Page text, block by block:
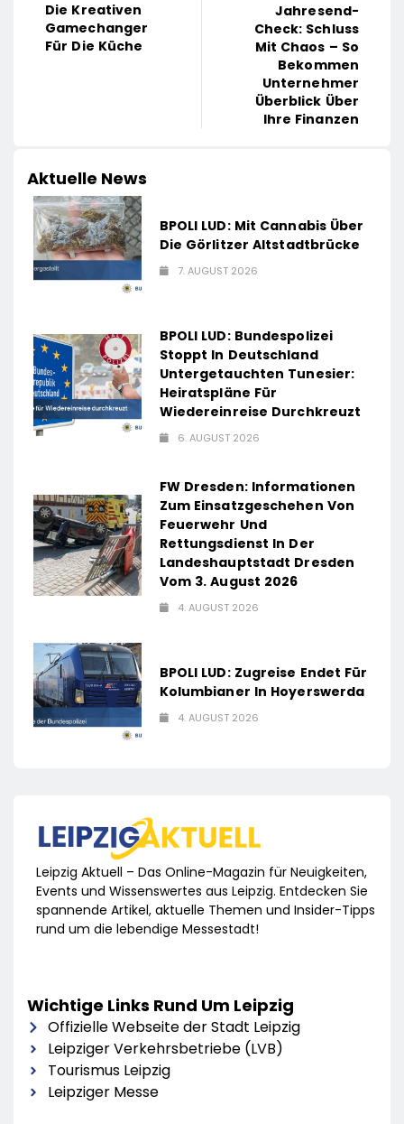
Die Kreativen
Gamechanger
Für Die Küche
Jahresend-
Check: Schluss
Mit Chaos – So
Bekommen
Unternehmer
Überblick Über
Ihre Finanzen
Aktuelle News
BPOLI LUD: Mit Cannabis Über
Die Görlitzer Altstadtbrücke
7. AUGUST 2026
BPOLI LUD: Bundespolizei
Stoppt In Deutschland
Untergetauchten Tunesier:
Heiratspläne Für
Wiedereinreise Durchkreuzt
6. AUGUST 2026
FW Dresden: Informationen
Zum Einsatzgeschehen Von
Feuerwehr Und
Rettungsdienst In Der
Landeshauptstadt Dresden
Vom 3. August 2026
4. AUGUST 2026
BPOLI LUD: Zugreise Endet Für
Kolumbianer In Hoyerswerda
4. AUGUST 2026
Leipzig Aktuell – Das Online-Magazin für Neuigkeiten,
Events und Wissenswertes aus Leipzig. Entdecken Sie
spannende Artikel, aktuelle Themen und Insider-Tipps
rund um die lebendige Messestadt!
Wichtige Links Rund Um Leipzig
Offizielle Webseite der Stadt Leipzig
Leipziger Verkehrsbetriebe (LVB)
Tourismus Leipzig
Leipziger Messe